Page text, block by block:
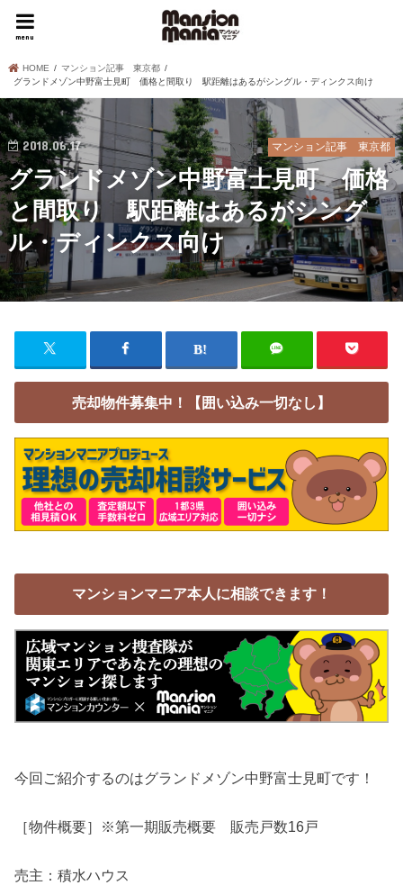
menu
HOME
マンション記事 東京都
グランドメゾン中野富士見町 価格と間取り 駅距離はあるがシングル・ディンクス向け
マンション記事 東京都
2018.06.17
グランドメゾン中野富士見町 価格
と間取り 駅距離はあるがシング
ル・ディンクス向け
売却物件募集中！【囲い込み一切なし】
マンションマニア本人に相談できます！
今回ご紹介するのはグランドメゾン中野富士見町です！
［物件概要］※第一期販売概要 販売戸数16戸
売主：積水ハウス